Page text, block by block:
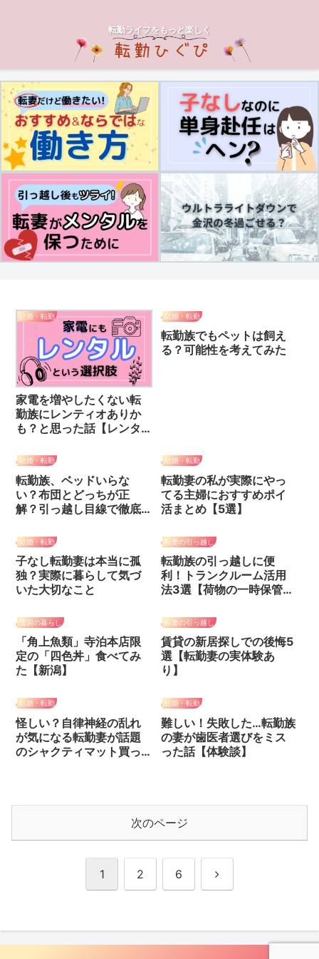
転勤ライフをもっと楽しく
結婚・転勤
家電を増やしたくない転
勤族にレンティオありか
も？と思った話【レンタ
結婚・転勤
転勤族でもペットは飼え
る？可能性を考えてみた
結婚・転勤
転勤族、ベッドいらな
い？布団とどっちが正
解？引っ越し目線で徹底
結婚・転勤
転勤妻の私が実際にやっ
てる主婦におすすめポイ
活まとめ【5選】
結婚・転勤
子なし転勤妻は本当に孤
独？実際に暮らして気づ
いた大切なこと
転妻の引っ越し
転勤族の引っ越しに便
利！トランクルーム活用
法3選【荷物の一時保管に
雪国の暮らし
「角上魚類」寺泊本店限
定の「四色丼」食べてみ
た【新潟】
転妻の引っ越し
賃貸の新居探しでの後悔5
選【転勤妻の実体験あ
り】
結婚・転勤
怪しい？自律神経の乱れ
が気になる転勤妻が話題
のシャクティマット買っ
結婚・転勤
難しい！失敗した…転勤族
の妻が歯医者選びをミス
った話【体験談】
次のページ
1 2 6 次